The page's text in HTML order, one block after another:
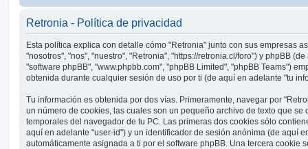
Retronia - Política de privacidad
Esta política explica con detalle cómo "Retronia" junto con sus empresas
"nosotros", "nos", "nuestro", "Retronia", "https://retronia.cl/foro") y phpBB
"software phpBB", "www.phpbb.com", "phpBB Limited", "phpBB Teams")
obtenida durante cualquier sesión de uso por ti (de aquí en adelante "tu
Tu información es obtenida por dos vías. Primeramente, navegar por
un número de cookies, las cuales son un pequeño archivo de texto que se
temporales del navegador de tu PC. Las primeras dos cookies sólo
aquí en adelante "user-id") y un identificador de sesión anónima (de aquí
automáticamente asignada a ti por el software phpBB. Una tercera cookie